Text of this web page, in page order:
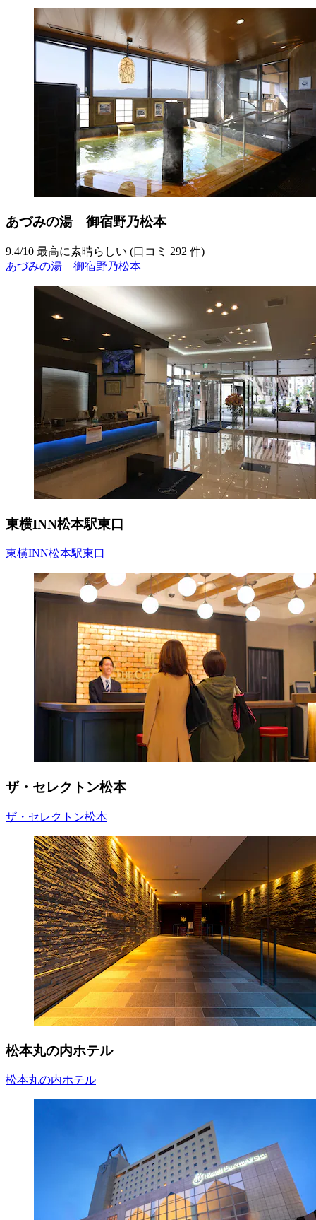
あづみの湯 御宿野乃松本
9.4/10 最高に素晴らしい (口コミ 292 件)
あづみの湯 御宿野乃松本
東横INN松本駅東口
東横INN松本駅東口
ザ・セレクトン松本
ザ・セレクトン松本
松本丸の内ホテル
松本丸の内ホテル